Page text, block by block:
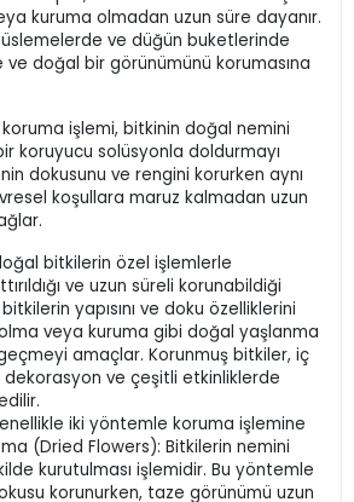
kuruma olmadan uzun süre dayanır.
ve düğün buketlerinde
ve doğal bir görünümünü korumasına
koruma işlemi, bitkinin doğal nemini
koruyucu solüsyonla doldurmayı
dokusunu ve rengini korurken aynı
koşullara maruz kalmadan uzun
bitkilerin özel işlemlerle
ve uzun süreli korunabildiği
yapısını ve doku özelliklerini
veya kuruma gibi doğal yaşlanma
amaçlar. Korunmuş bitkiler, iç
ve çeşitli etkinliklerde
iki yöntemle koruma işlemine
(Dried Flowers): Bitkilerin nemini
kurutulması işlemidir. Bu yöntemle
korunurken, taze görünümü uzun